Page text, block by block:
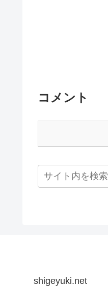
コメント
shigeyuki.net